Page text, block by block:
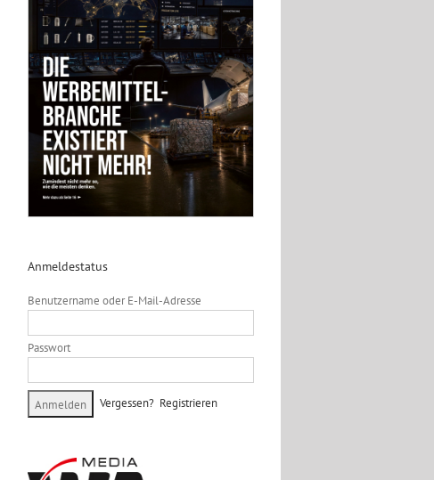
Anmeldestatus
Benutzername oder E-Mail-Adresse
Passwort
Vergessen? Registrieren